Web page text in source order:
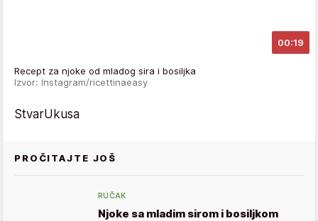
00:19
Recept za njoke od mladog sira i bosiljka
Izvor: Instagram/ricettinaeasy
StvarUkusa
PROČITAJTE JOŠ
RUČAK
Njoke sa mladim sirom i bosiljkom